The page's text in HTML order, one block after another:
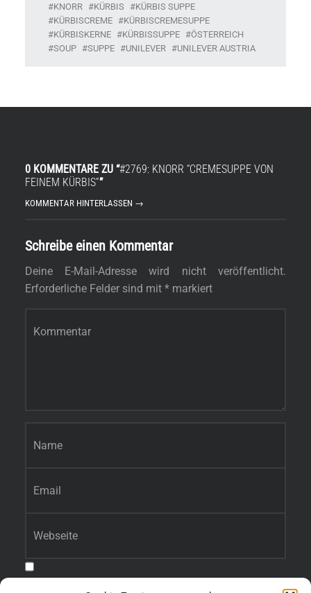
KNORR
KÜRBIS
KÜRBIS SUPPE
KÜRBISCREME
KÜRBISCREMESUPPE
KÜRBISKERNE
KÜRBISSUPPE
ÖSTERREICH
SOUP
SUPPE UNILEVER UNILEVER AUSTRIA
0 KOMMENTARE ZU “#2769: KNORR “CREMESUPPE VON
FEINEM KÜRBIS””
KOMMENTAR HINTERLASSEN →
Schreibe einen Kommentar
Deine E-Mail-Adresse wird nicht veröffentlicht.
Erforderliche Felder sind mit *markiert